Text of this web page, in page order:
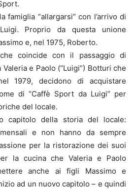
famiglia “allargarsi” con l’arrivo di
Proprio da questa unione
e, nel 1975, Roberto.
che coincide con il passaggio di
e Paolo (“Luigi”) Botturi che
1979, decidono di acquistare
di “Caffè Sport da Luigi” per
del locale.
capitolo della storia del locale:
e non hanno da sempre
per la ristorazione dei suoi
la cucina che Valeria e Paolo
anche ai figli Massimo e
ad un nuovo capitolo – e quindi